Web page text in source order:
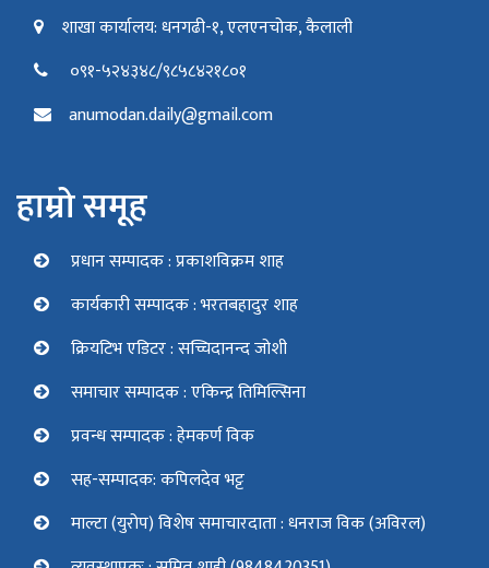
शाखा कार्यालय: धनगढी-१, एलएनचोक, कैलाली
०९१-५२४३४८/९८५८४२१८०१
anumodan.daily@gmail.com
हाम्रो समूह
प्रधान सम्पादक : प्रकाशविक्रम शाह
कार्यकारी सम्पादक : भरतबहादुर शाह
क्रियटिभ एडिटर : सच्चिदानन्द जोशी
समाचार सम्पादक : एकिन्द्र तिमिल्सिना
प्रवन्ध सम्पादक : हेमकर्ण विक
सह-सम्पादक: कपिलदेव भट्ट
माल्टा (युरोप) विशेष समाचारदाता : धनराज विक (अविरल)